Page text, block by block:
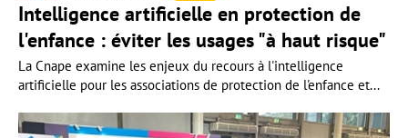
Intelligence artificielle en protection de
l'enfance : éviter les usages "à haut risque"
La Cnape examine les enjeux du recours à l'intelligence
artificielle pour les associations de protection de l'enfance et...